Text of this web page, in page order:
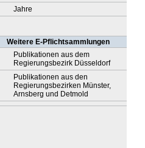
Jahre
Weitere E-Pflichtsammlungen
Publikationen aus dem
Regierungsbezirk Düsseldorf
Publikationen aus den
Regierungsbezirken Münster,
Arnsberg und Detmold